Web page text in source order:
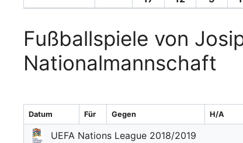
Fußballspiele von
Nationalmannschaft
Datum Für Gegen H/A
UEFA Nations League 2018/2019